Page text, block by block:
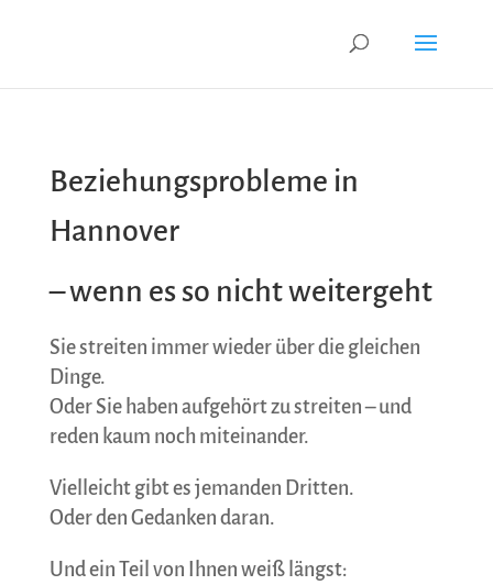
Beziehungsprobleme in
Hannover
– wenn es so nicht weitergeht
Sie streiten immer wieder über die gleichen
Dinge.
Oder Sie haben aufgehört zu streiten – und
reden kaum noch miteinander.
Vielleicht gibt es jemanden Dritten.
Oder den Gedanken daran.
Und ein Teil von Ihnen weiß längst: